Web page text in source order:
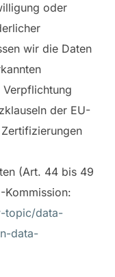
oder
wir die Daten
der EU-
(Art. 44 bis 49
Kommission:
topic/data-
data-